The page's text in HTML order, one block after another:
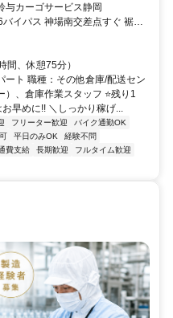
与カーゴサービス静岡
イパス 神場南交差点すぐ 裾野
南御殿場駅から車で５分 JR御
間、休憩75分）
ート 職種：その他倉庫/配送セン
、倉庫作業スタッフ ⭐残り1
早めに!! ＼しっかり稼げ...
フリーター歓迎
バイク通勤OK
平日のみOK
経験不問
費支給 長期歓迎
フルタイム歓迎